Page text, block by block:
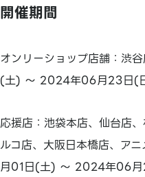
開催期間
オンリーショップ店舗：
(土) ～ 2024年06月23日(
応援店：池袋本店、仙台店
ルコ店、大阪日本橋店、
月01日(土) ～ 2024年06